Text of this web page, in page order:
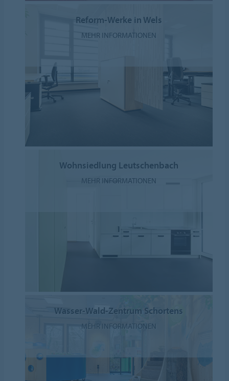
Reform-Werke in Wels
MEHR INFORMATIONEN
Wohnsiedlung Leutschenbach
MEHR INFORMATIONEN
Wasser-Wald-Zentrum Schortens
MEHR INFORMATIONEN